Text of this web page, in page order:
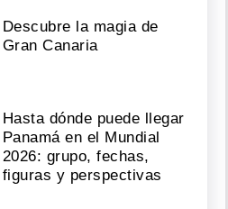
Descubre la magia de
Gran Canaria
Hasta dónde puede llegar
Panamá en el Mundial
2026: grupo, fechas,
figuras y perspectivas